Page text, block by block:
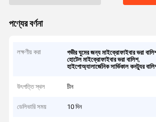
পণ্যের বর্ণনা
লক্ষণীয় করা গভীর ঘুমের জন্য মাইক্রোফাইবার ভরা
হোটেল মাইক্রোফাইবার ভরা বালিশ,
হাইপোঅ্যালার্জেনিক সার্ভিকাল কনট্যুর
উৎপত্তি স্থল চীন
ডেলিভারি সময় 10 দিন